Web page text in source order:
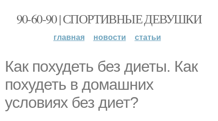
90-60-90 | СПОРТИВНЫЕ ДЕВУШКИ
главная новости статьи
Как похудеть без диеты. Как
похудеть в домашних
условиях без диет?